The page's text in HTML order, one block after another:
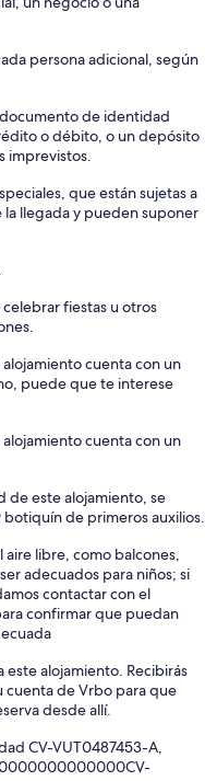
persona adicional, según
de identidad
o débito, o un depósito
imprevistos.
que están sujetas a
llegada y pueden suponer
fiestas u otros
cuenta con un
puede que te interese
cuenta con un
de este alojamiento, se
de primeros auxilios.
aire libre, como balcones,
adecuados para niños; si
contactar con el
confirmar que puedan
alojamiento. Recibirás
cuenta de Vrbo para que
desde allí.
CV-VUT0487453-A,